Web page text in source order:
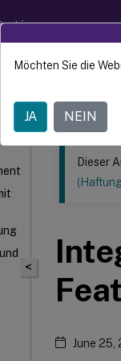
Dieser Inhalt
Citrix
<
Dieser
June 25,
Möchten Sie die
JA NEIN